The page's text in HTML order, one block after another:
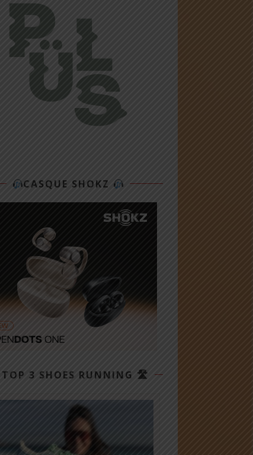
CASQUE SHOKZ
TOP 3 SHOES RUNNING 🛣